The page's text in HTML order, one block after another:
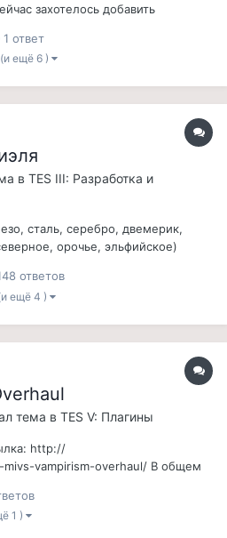
захотелось добавить
классный,но вот очередное
делать не
1 ответ
(и ещё 6 )
в TES III: Разработка и
сталь, серебро, двемерик,
орочье, эльфийское)
и Скайрима вставить в
листах. Потом подумал, что
ответов
ещё 4 )
тема в TES V: Плагины
http://
vampirism-overhaul/ В общем
1 )